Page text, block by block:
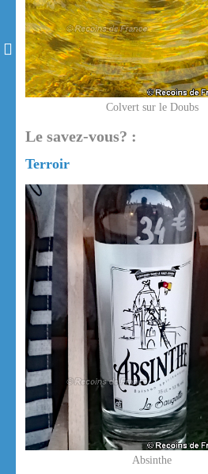
Colvert sur le Doubs
Le savez-vous? :
Terroir
Absinthe